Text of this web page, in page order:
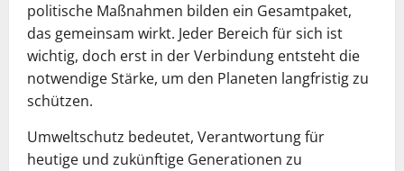
politische Maßnahmen bilden ein Gesamtpaket,
das gemeinsam wirkt. Jeder Bereich für sich ist
wichtig, doch erst in der Verbindung entsteht die
notwendige Stärke, um den Planeten langfristig zu
schützen.
Umweltschutz bedeutet, Verantwortung für
heutige und zukünftige Generationen zu